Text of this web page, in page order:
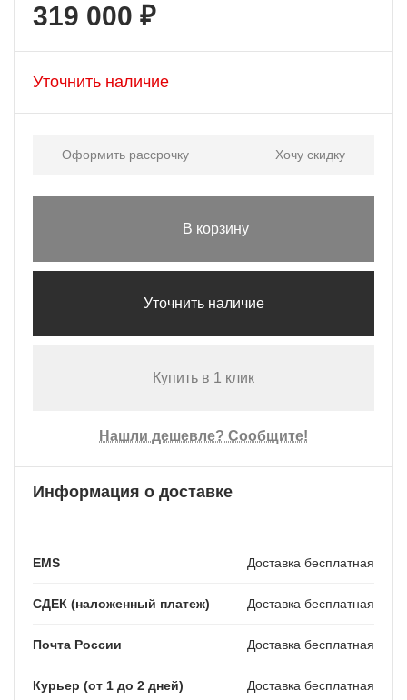
319 000 ₽
Уточнить наличие
Оформить рассрочку Хочу скидку
В корзину
Уточнить наличие
Купить в 1 клик
Нашли дешевле? Сообщите!
Информация о доставке
EMS Доставка бесплатная
СДЕК (наложенный платеж) Доставка бесплатная
Почта России Доставка бесплатная
Курьер (от 1 до 2 дней) Доставка бесплатная